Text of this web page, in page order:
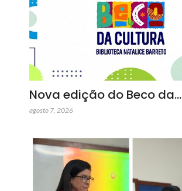
Nova edição do Beco da…
agosto 7, 2026